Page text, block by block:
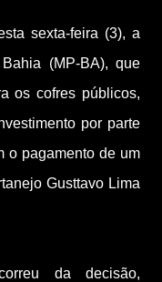
sexta-feira (3), a
(MP-BA), que
os cofres públicos,
por parte
o pagamento de um
Gusttavo Lima
da decisão,